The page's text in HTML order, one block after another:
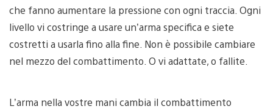
che fanno aumentare la pressione con ogni traccia. Ogni
livello vi costringe a usare un’arma specifica e siete
costretti a usarla fino alla fine. Non è possibile cambiare
nel mezzo del combattimento. O vi adattate, o fallite.
L’arma nella vostre mani cambia il combattimento